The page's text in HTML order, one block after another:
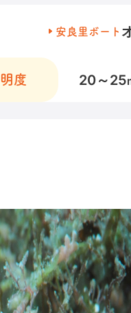
安良里ボート
度 20～25